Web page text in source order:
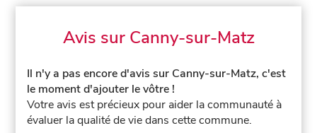
Avis sur Canny-sur-Matz
Il n'y a pas encore d'avis sur Canny-sur-Matz, c'est
le moment d'ajouter le vôtre !
Votre avis est précieux pour aider la communauté à
évaluer la qualité de vie dans cette commune.